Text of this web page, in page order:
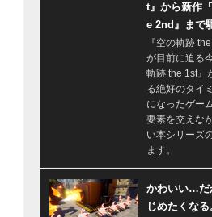
t』から新作
e 2nd』まで
『空の軌跡
が目前に迫る
軌跡 the 1st』
る絶好のタイ
になったゲー
要素を交えな
い本シリーズ
ます。
かわいい…だ
じめたくな